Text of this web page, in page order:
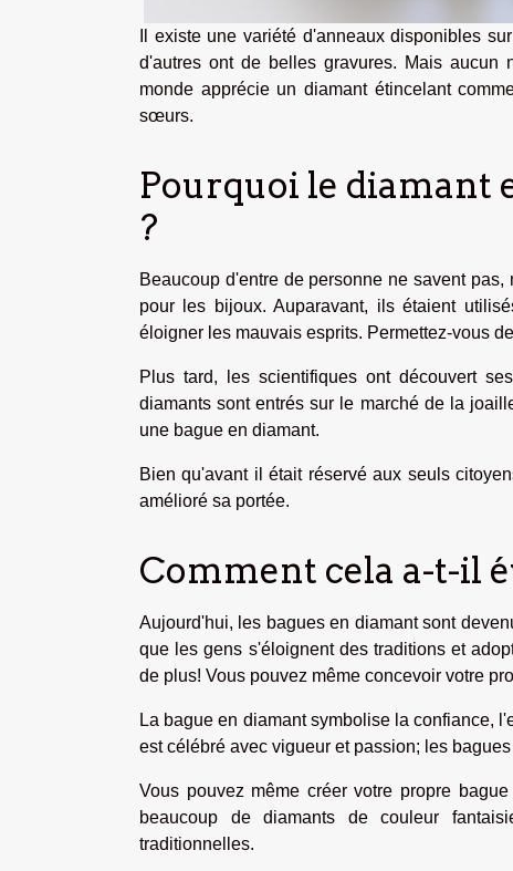
Il existe une variété d'anneaux disponibles
d'autres ont de belles gravures. Mais aucun
monde apprécie un diamant étincelant
sœurs.
Pourquoi le diamant
?
Beaucoup d'entre de personne ne savent
pour les bijoux. Auparavant, ils étaient
éloigner les mauvais esprits. Permettez-vous de
Plus tard, les scientifiques ont découvert
diamants sont entrés sur le marché de la
une bague en diamant.
Bien qu'avant il était réservé aux seuls
amélioré sa portée.
Comment cela a-t-il
Aujourd'hui, les bagues en diamant sont
que les gens s'éloignent des traditions et
de plus! Vous pouvez même concevoir votre
La bague en diamant symbolise la confiance,
est célébré avec vigueur et passion; les
Vous pouvez même créer votre propre
beaucoup de diamants de couleur
traditionnelles.